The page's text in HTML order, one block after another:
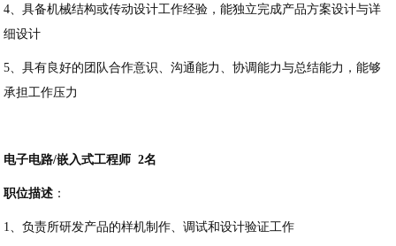
4、具备机械结构或传动设计工作经验，能独立完成产品方案设计与详
细设计
5、具有良好的团队合作意识、沟通能力、协调能力与总结能力，能够
承担工作压力
电子电路/嵌入式工程师 2名
职位描述 ：
1、负责所研发产品的样机制作、调试和设计验证工作